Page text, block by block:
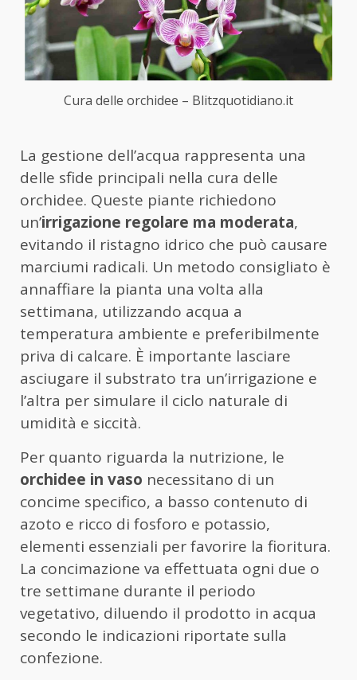
Cura delle orchidee – Blitzquotidiano.it
La gestione dell’acqua rappresenta una
delle sfide principali nella cura delle
orchidee. Queste piante richiedono
un’irrigazione regolare ma moderata,
evitando il ristagno idrico che può causare
marciumi radicali. Un metodo consigliato è
annaffiare la pianta una volta alla
settimana, utilizzando acqua a
temperatura ambiente e preferibilmente
priva di calcare. È importante lasciare
asciugare il substrato tra un’irrigazione e
l’altra per simulare il ciclo naturale di
umidità e siccità.
Per quanto riguarda la nutrizione, le
orchidee in vaso necessitano di un
concime specifico, a basso contenuto di
azoto e ricco di fosforo e potassio,
elementi essenziali per favorire la fioritura.
La concimazione va effettuata ogni due o
tre settimane durante il periodo
vegetativo, diluendo il prodotto in acqua
secondo le indicazioni riportate sulla
confezione.